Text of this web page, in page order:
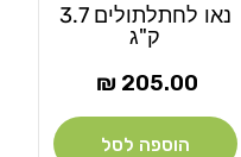
נאו לחתלתולים 3.7
ק"ג
מחיר
205.00 ₪
הוספה לסל